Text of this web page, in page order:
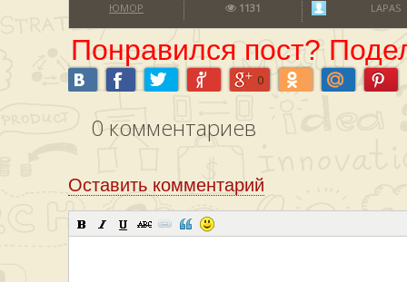
ЮМОР 1131 LAPAS
Понравился пост?
0
0 комментариев
Оставить комментарий